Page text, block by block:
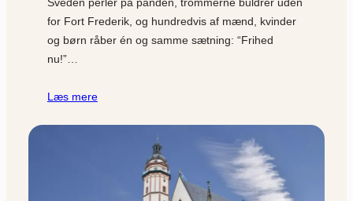
for Fort Frederik, og hundredvis af mænd, kvinder
og børn råber én og samme sætning: “Frihed
nu!”…
Læs mere